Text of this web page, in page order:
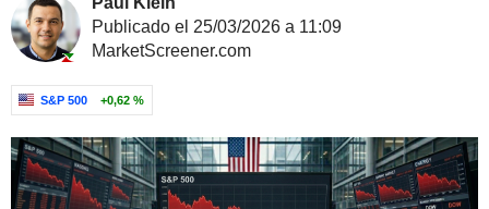
Publicado el 25/03/2026 a 11:09
MarketScreener.com
S&P 500 +0,62 %